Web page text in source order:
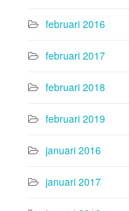
februari 2016
februari 2017
februari 2018
februari 2019
januari 2016
januari 2017